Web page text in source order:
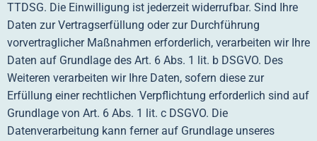
TTDSG. Die Einwilligung ist jederzeit widerrufbar. Sind Ihre
Daten zur Vertragserfüllung oder zur Durchführung
vorvertraglicher Maßnahmen erforderlich, verarbeiten wir Ihre
Daten auf Grundlage des Art. 6 Abs. 1 lit. b DSGVO. Des
Weiteren verarbeiten wir Ihre Daten, sofern diese zur
Erfüllung einer rechtlichen Verpflichtung erforderlich sind auf
Grundlage von Art. 6 Abs. 1 lit. c DSGVO. Die
Datenverarbeitung kann ferner auf Grundlage unseres